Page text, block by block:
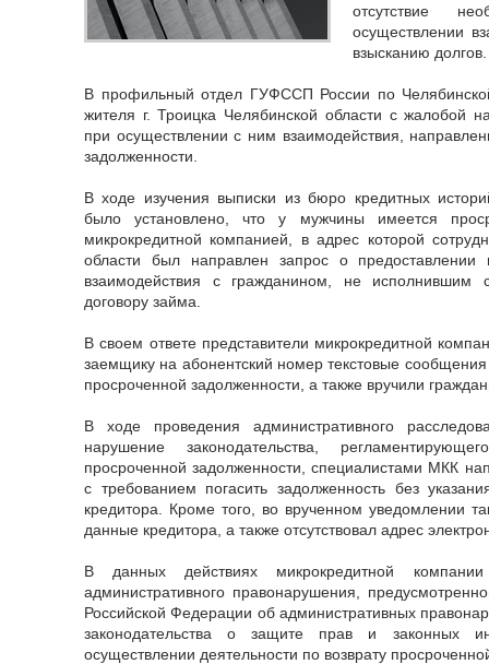
отсутствие
осуществлении
взысканию долгов.
В профильный отдел ГУФССП России по
жителя г. Троицка Челябинской области с жалобой
при осуществлении с ним взаимодействия,
задолженности.
В ходе изучения выписки из бюро кредитных
было установлено, что у мужчины имеется
микрокредитной компанией, в адрес которой
области был направлен запрос о
взаимодействия с гражданином, не исполнившим
договору займа.
В своем ответе представители микрокредитной
заемщику на абонентский номер текстовые
просроченной задолженности, а также вручили
В ходе проведения административного
нарушение законодательства,
просроченной задолженности, специалистами МКК
с требованием погасить задолженность без
кредитора. Кроме того, во врученном уведомлении
данные кредитора, а также отсутствовал адрес
В данных действиях микрокредитной
административного правонарушения,
Российской Федерации об административных
законодательства о защите прав и законных
осуществлении деятельности по возврату